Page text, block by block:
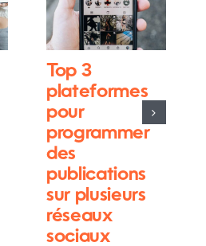
Top 3
plateformes
pour
programmer
des
publications
sur plusieurs
réseaux
sociaux